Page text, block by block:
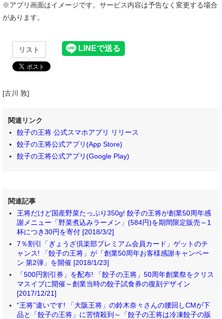
※アプリ画面はイメージです。サービス内容は予告なく変更する場合
があります。
リスト
[古川 敦]
関連リンク
餃子の王将 公式スマホアプリ リリース
餃子の王将公式アプリ(App Store)
餃子の王将公式アプリ(Google Play)
関連記事
王将だけど国産野菜たっぷり350g! 餃子の王将が創業50周年感
謝メニュー「野菜煮込みラーメン」(584円)を期間限定販売～1
杯につき30円を寄付 [2018/3/2]
7％割引「ぎょうざ倶楽部プレミアム会員カード」ゲットのチ
ャンス! 「餃子の王将」が「創業50周年お客様感謝キャンペー
ン 第2弾」を開催 [2018/1/23]
「500円割引券」を配布! 「餃子の王将」50周年創業祭をクリス
マスイブに開催～創業当時の餃子試食券の復刻デザイン
[2017/12/21]
“王将”違いです! 「大阪王将」の鈴木奈々さんの腰回しCMが下
品と「餃子の王将」に苦情殺到～「餃子の王将は冷凍餃子の販